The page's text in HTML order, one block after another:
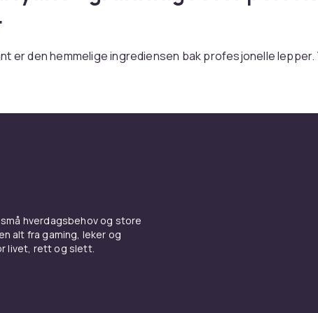
er den hemmelige ingrediensen bak profesjonelle lepper.
langs den naturlige leppekanten med korte, små
hele leppeflaten med leppeblyanten som base – det gir
og gjør atleppestiften
hverdagsbehov og store
alt fra gaming, leker og
livet, rett og slett.